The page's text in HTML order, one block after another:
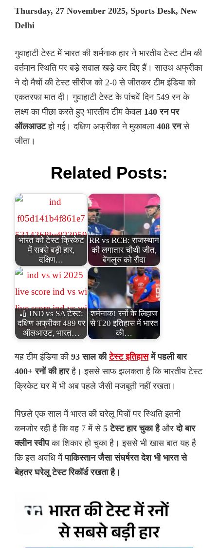
Thursday, 27 November 2025, Sports Desk, New
Delhi
गुवाहाटी टेस्ट में भारत की शर्मनाक हार ने भारतीय टेस्ट टीम की
वर्तमान स्थिति पर बड़े सवाल खड़े कर दिए हैं। साउथ अफ्रीका
ने दो मैचों की टेस्ट सीरीज को 2-0 से जीतकर टीम इंडिया को
एकतरफा मात दी। गुवाहाटी टेस्ट के पांचवें दिन 549 रन के
लक्ष्य का पीछा करते हुए भारतीय टीम केवल 140 रन पर
ऑलआउटहो गई। दक्षिण अफ्रीका ने मुकाबला 408 रनसे
जीता।
Related Posts:
भारत को टेस्ट क्रिकेट
में सबसे बड़ी हार,
दक्षिण…
RR vs RCB: राजस्थान
की लगातार चौथी जीत,
बेंगलुरु को रौंदा
🏏 IND vs SA टेस्ट:
दक्षिण अफ्रीका 489 पर
ऑलआउट, भारत…
शर्मनाक! रनों के लिहाज
से T20 इतिहास में भारत
की…
यह टीम इंडिया की 93 साल कीटेस्ट इतिहासमें पहली बार
400+ रनों की हारहै। इससे साफ झलकता है कि भारतीय टेस्ट
क्रिकेट घर में भी अब पहले जैसी मजबूती नहीं रखता।
पिछले एक साल में भारत की घरेलू पिचों पर स्थिति इतनी
कमजोर रही है कि वह 7 में से 5 टेस्ट हार चुका हैऔरदो बार
क्लीन स्वीपका शिकार हो चुका है। इससे भी खास बात यह है
कि इस अवधि मेंपाकिस्तान जैसा संघर्षरत देश भी भारत से
बेहतर घरेलू टेस्ट रिकॉर्ड रखता है।